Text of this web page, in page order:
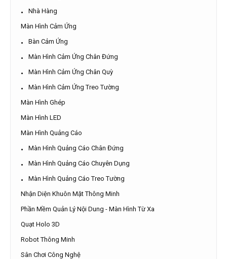
Nhà Hàng
Màn Hình Cảm Ứng
Bàn Cảm Ứng
Màn Hình Cảm Ứng Chân Đứng
Màn Hình Cảm Ứng Chân Quỳ
Màn Hình Cảm Ứng Treo Tường
Màn Hình Ghép
Màn Hình LED
Màn Hình Quảng Cáo
Màn Hình Quảng Cáo Chân Đứng
Màn Hình Quảng Cáo Chuyên Dụng
Màn Hình Quảng Cáo Treo Tường
Nhận Diện Khuôn Mặt Thông Minh
Phần Mềm Quản Lý Nội Dung - Màn Hình Từ Xa
Quạt Holo 3D
Robot Thông Minh
Sân Chơi Công Nghệ